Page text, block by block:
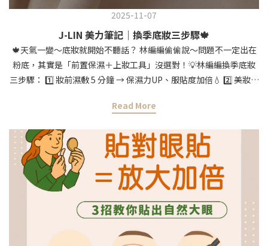
2025-11-07
J-LIN 美力筆記｜換季底妝三步驟🍁
🍁天氣一變～底妝就開始不聽話？ 林編編偷偷說～問題不一定出在
粉底，其實是「前置保濕＋上妝工具」沒選對！💡林編編換季底妝
三步驟： 1️⃣ 妝前濕敷 5 分鐘 → 保濕力UP、服貼度加倍💧 2️⃣ 美妝蛋
痕，透亮光澤肌必備💫 💠 J-LIN ProFlex 彈力粉撲 NBR系列｜專業
級控油定妝神器💎林編編的換季底妝密技都在這裡 👉
https://jlin.beauty/9WakA
Read More